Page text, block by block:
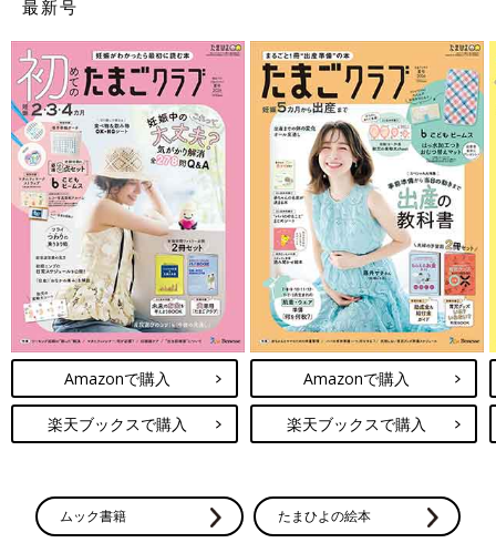
最新号
Amazonで購入
楽天ブックスで購入
Amazonで購入
楽天ブックスで購入
ムック書籍 たまひよの絵本